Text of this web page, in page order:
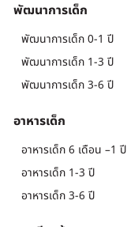
พัฒนาการเด็ก
พัฒนาการเด็ก 0-1 ปี
พัฒนาการเด็ก 1-3 ปี
พัฒนาการเด็ก 3-6 ปี
อาหารเด็ก
อาหารเด็ก 6 เดือน –1 ปี
อาหารเด็ก 1-3 ปี
อาหารเด็ก 3-6 ปี